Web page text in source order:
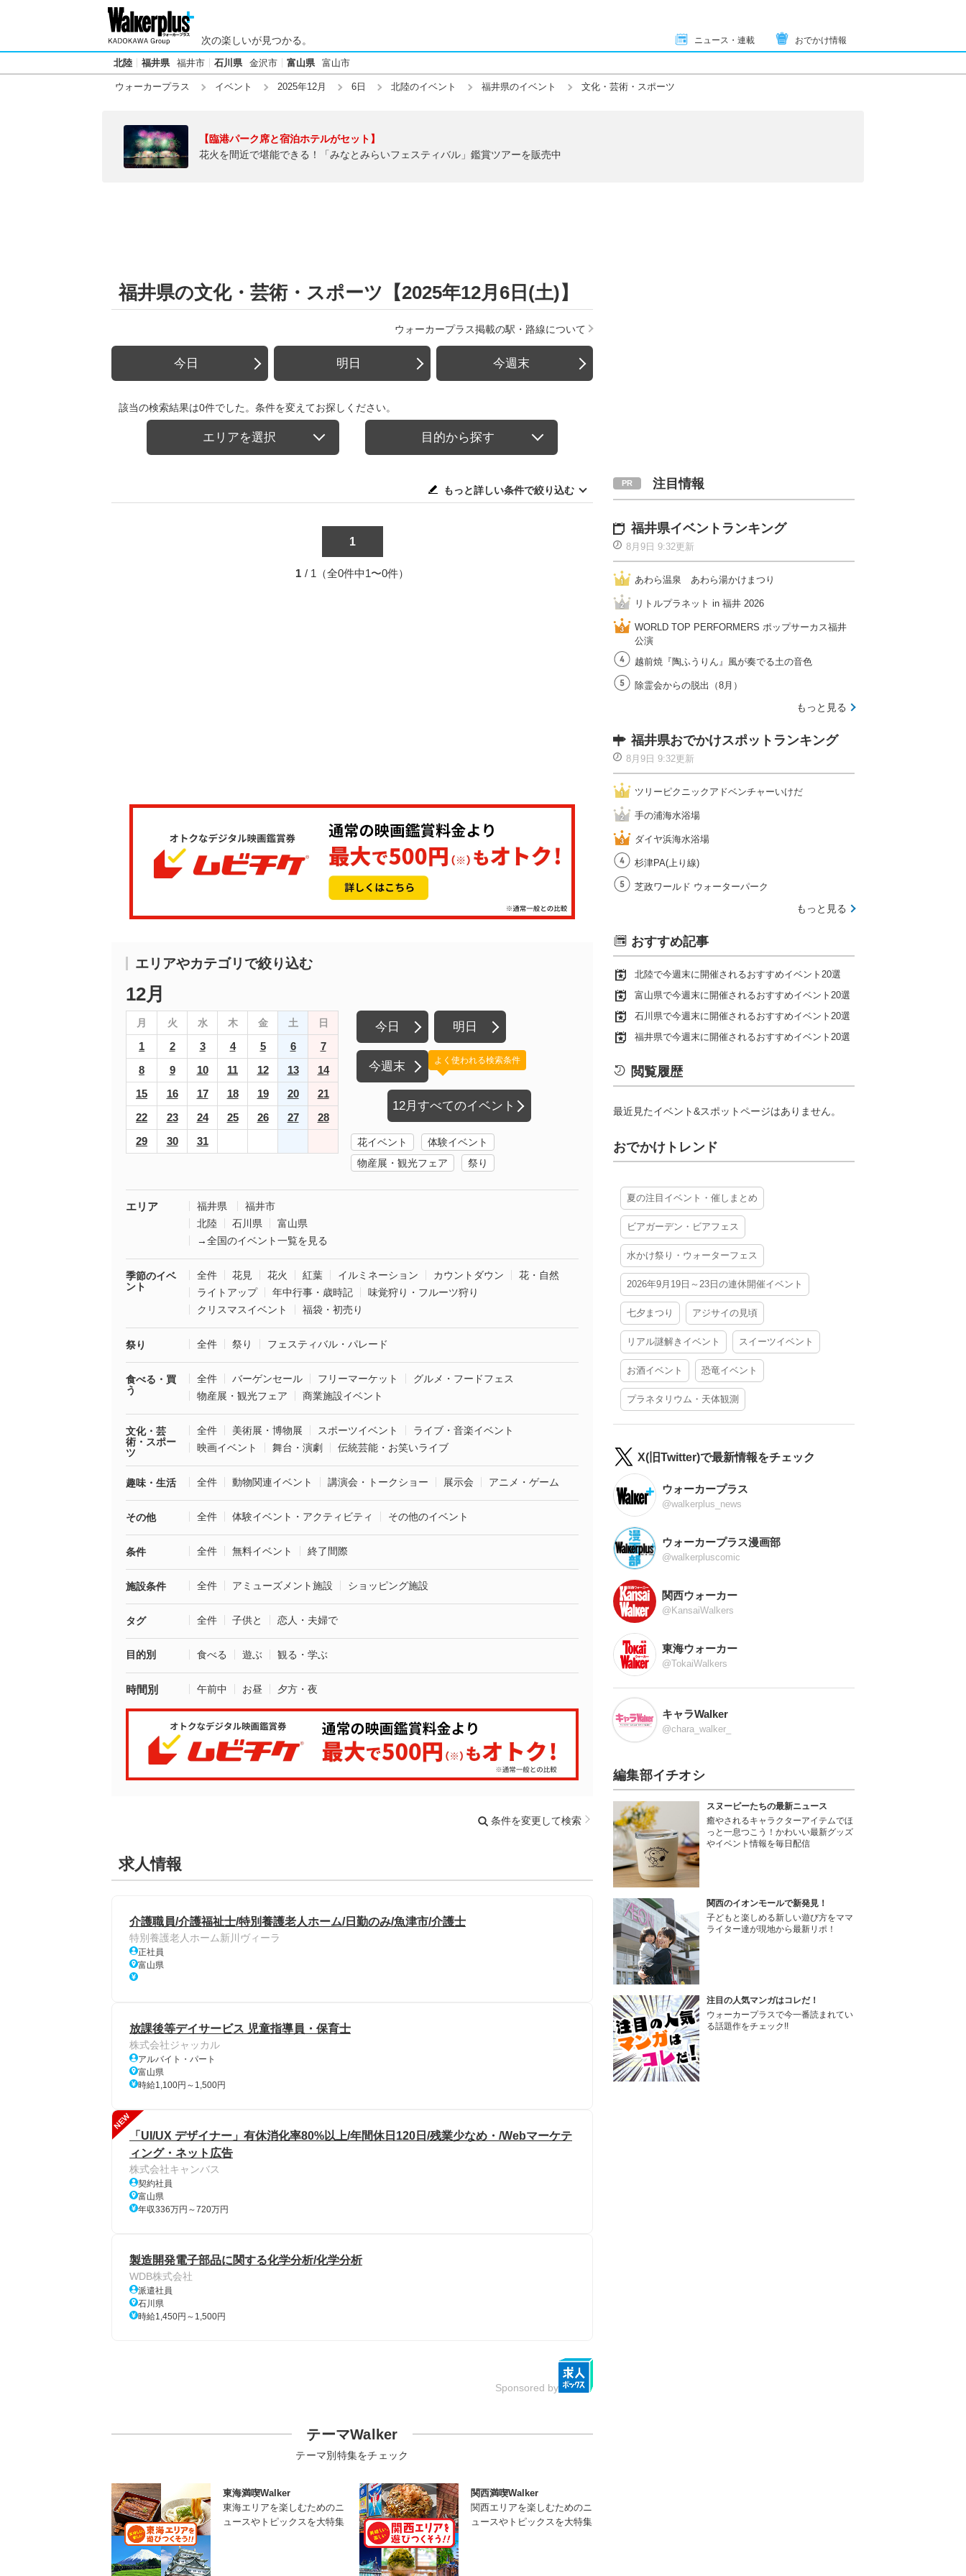
次の楽しいが見つかる。 ニュース・連載 おでかけ情報
北陸 福井県 福井市 石川県 金沢市 富山県 富山市
ウォーカープラス イベント 2025年12月 6日 北陸のイベント 福井県のイベント 文化・芸術・スポーツ
【臨港パーク席と宿泊ホテルがセット】
花火を間近で堪能できる！「みなとみらいフェスティバル」鑑賞ツアーを販売中
福井県の文化・芸術・スポーツ【2025年12月6日(土)】
ウォーカープラス掲載の駅・路線について
今日 明日 今週末
該当の検索結果は0件でした。条件を変えてお探しください。
エリアを選択 目的から探す
もっと詳しい条件で絞り込む
1
1 / 1（全0件中1〜0件）
エリアやカテゴリで絞り込む
12月
月 火 水 木 金 土 日
1 2 3 4 5 6
7
8
9 10 11 12 13
14
15
16 17 18 19 20
21
22
23 24 25 26 27
28
29
30 31
今日 明日
今週末
12月すべてのイベント
よく使われる検索条件
花イベント
体験イベント
物産展・観光フェア
祭り
エリア 福井県
福井市
北陸
石川県
富山県
→全国のイベント一覧を見る
季節のイベ
ント
全件 花見 花火 紅葉 イルミネーション カウントダウン
花・自然
ライトアップ
年中行事・歳時記
味覚狩り・フルーツ狩り
クリスマスイベント
福袋・初売り
祭り 全件 祭り フェスティバル・パレード
食べる・買
う
全件 バーゲンセール フリーマーケット
グルメ・フードフェス
物産展・観光フェア
商業施設イベント
文化・芸
術・スポー
ツ
全件 美術展・博物展 スポーツイベント
ライブ・音楽イベント
映画イベント
舞台・演劇 伝統芸能・お笑いライブ
趣味・生活 全件 動物関連イベント 講演会・トークショー 展示会 アニメ・ゲーム
その他 全件 体験イベント・アクティビティ その他のイベント
条件 全件 無料イベント 終了間際
施設条件 全件 アミューズメント施設 ショッピング施設
タグ 全件 子供と 恋人・夫婦で
目的別 食べる 遊ぶ 観る・学ぶ
時間別 午前中 お昼 夕方・夜
条件を変更して検索
求人情報
介護職員/介護福祉士/特別養護老人ホーム/日勤のみ/魚津市/介護士
特別養護老人ホーム新川ヴィーラ
正社員
富山県
放課後等デイサービス 児童指導員・保育士
株式会社ジャッカル
アルバイト・パート
富山県
時給1,100円～1,500円
NEW
「UI/UX デザイナー」有休消化率80%以上/年間休日120日/残業少なめ・/Webマーケテ
ィング・ネット広告
株式会社キャンバス
契約社員
富山県
年収336万円～720万円
製造開発電子部品に関する化学分析/化学分析
WDB株式会社
派遣社員
石川県
時給1,450円～1,500円
Sponsored by
テーマWalker
テーマ別特集をチェック
東海満喫Walker
東海エリアを楽しむためのニ
ュースやトピックスを大特集
関西満喫Walker
関西エリアを楽しむためのニ
ュースやトピックスを大特集
注目情報
福井県イベントランキング
8月9日 9:32更新
あわら温泉 あわら湯かけまつり
リトルプラネット in 福井 2026
WORLD TOP PERFORMERS ポップサーカス福井
公演
越前焼『陶ふうりん』風が奏でる土の音色
除霊会からの脱出（8月）
もっと見る
福井県おでかけスポットランキング
8月9日 9:32更新
ツリーピクニックアドベンチャーいけだ
手の浦海水浴場
ダイヤ浜海水浴場
杉津PA(上り線)
芝政ワールド ウォーターパーク
もっと見る
おすすめ記事
北陸で今週末に開催されるおすすめイベント20選
富山県で今週末に開催されるおすすめイベント20選
石川県で今週末に開催されるおすすめイベント20選
福井県で今週末に開催されるおすすめイベント20選
閲覧履歴
最近見たイベント&スポットページはありません。
おでかけトレンド
夏の注目イベント・催しまとめ
ビアガーデン・ビアフェス
水かけ祭り・ウォーターフェス
2026年9月19日～23日の連休開催イベント
七夕まつり アジサイの見頃
リアル謎解きイベント スイーツイベント
お酒イベント 恐竜イベント
プラネタリウム・天体観測
X(旧Twitter)で最新情報をチェック
ウォーカープラス
@walkerplus_news
ウォーカープラス漫画部
@walkerpluscomic
関西ウォーカー
@KansaiWalkers
東海ウォーカー
@TokaiWalkers
キャラWalker
@chara_walker_
編集部イチオシ
スヌーピーたちの最新ニュース
癒やされるキャラクターアイテムでほ
っと一息つこう！かわいい最新グッズ
やイベント情報を毎日配信
関西のイオンモールで新発見！
子どもと楽しめる新しい遊び方をママ
ライター達が現地から最新リポ！
注目の人気マンガはコレだ！
ウォーカープラスで今一番読まれてい
る話題作をチェック!!